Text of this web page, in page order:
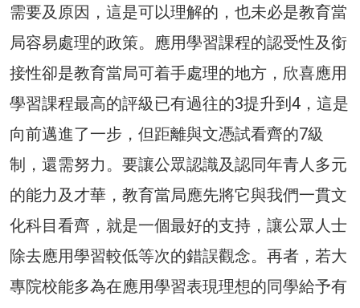
需要及原因，這是可以理解的，也未必是教育當
局容易處理的政策。應用學習課程的認受性及銜
接性卻是教育當局可着手處理的地方，欣喜應用
學習課程最高的評級已有過往的3提升到4，這是
向前邁進了一步，但距離與文憑試看齊的7級
制，還需努力。要讓公眾認識及認同年青人多元
的能力及才華，教育當局應先將它與我們一貫文
化科目看齊，就是一個最好的支持，讓公眾人士
除去應用學習較低等次的錯誤觀念。再者，若大
專院校能多為在應用學習表現理想的同學給予有